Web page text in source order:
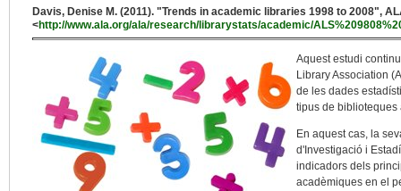
Davis, Denise M. (2011). "Trends in academic libraries 1998 to 2008",
<http://www.ala.org/ala/research/librarystats/academic/
Aquest estudi
Library Association
de les dades
tipus de biblioteques
En aquest cas, la
d'Investigació i
indicadors dels
acadèmiques en el